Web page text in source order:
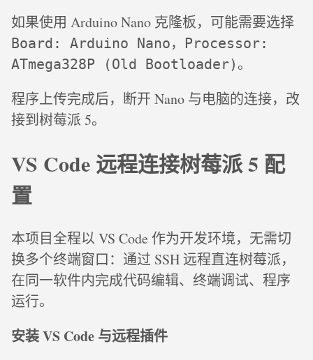
如果使用 Arduino Nano 克隆板，可能需要选择
Board: Arduino Nano，
Processor:
ATmega328P (Old Bootloader) 。
程序上传完成后，断开 Nano 与电脑的连接，改
接到树莓派 5。
VS Code 远程连接树莓派 5 配
置
本项目全程以 VS Code 作为开发环境，无需切
换多个终端窗口：通过 SSH 远程直连树莓派，
在同一软件内完成代码编辑、终端调试、程序
运行。
安装 VS Code 与远程插件